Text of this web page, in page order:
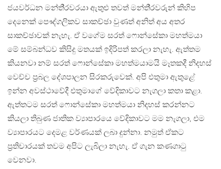
ජයවර්ධන මන්ති‍්‍රවරයා ඇතුළු තවත් මන්ති‍්‍රවරුන් කිහිප
දෙනෙක් පෞද්ගලිකව සාකච්ඡා වුණත් අනිත් අය අතර
සාකච්ඡාවක් නැහැ. ඒ වගේම සරත් ෆොන්සේකා මහත්මයා
මේ සම්බන්ධව කිසිදු මතයක් ඉදිරිපත් කරලා නැහැ. ඇත්තම
කියනවා නම් සරත් ෆොන්සේකා මහත්මයාමයි මෑතකදී නිදහස්
වෙච්ච ප‍්‍රබල දේශපාලන සිරකරුවෙක්. අපි එතුමා ඇතුළේ
ඉන්න අවස්ථාවේදී එතුමාගේ වේදිකාවට නැගලා කතා කළා.
ඇත්තටම සරත් ෆොන්සේකා මහත්මයා නිදහස් කරන්නට
කියලා තිබුණ ජාතික ව්‍යාපාරයෙ වේදිකාවට මම නැගලා, එම
ව්‍යාපාරයට දෙමළ වර්ණයක් ලබා දුන්නා. නමුත් ඒකට
ප‍්‍රතිචාරයක් තවම අපිට ලැබිලා නැහැ. ඒ ගැන කණගාටු
වෙනවා.